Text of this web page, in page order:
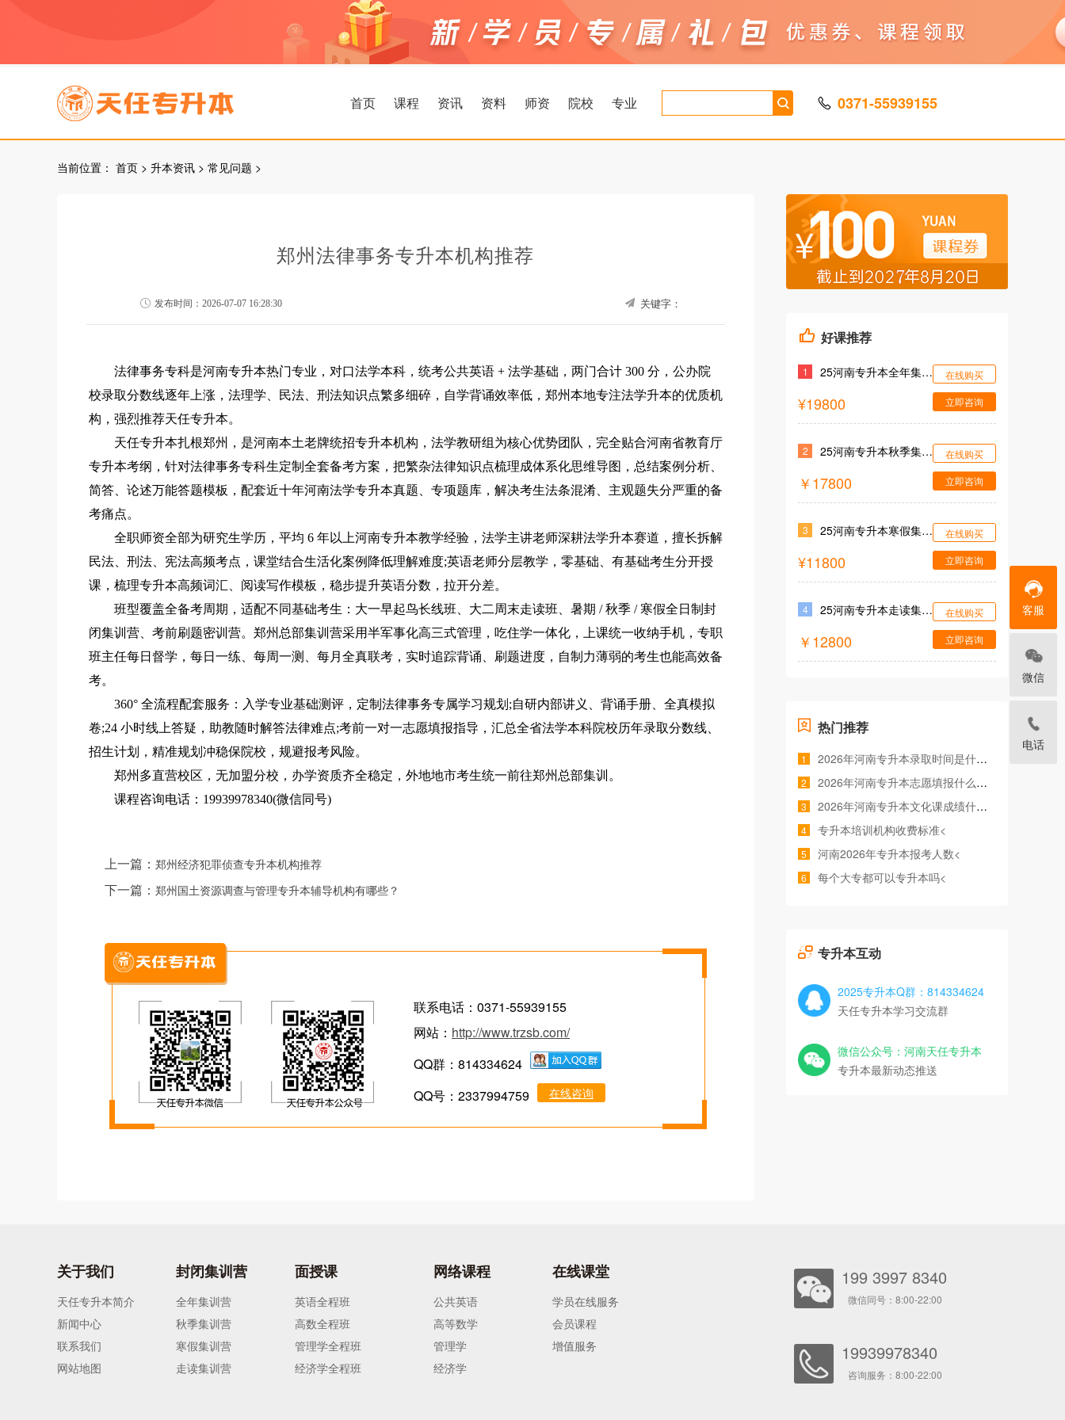
首页 课程 资讯 资料 师资 院校 专业 0371-55939155
当前位置： 首页 > 升本资讯 > 常见问题 >
郑州法律事务专升本机构推荐
发布时间：2026-07-07 16:28:30 关键字：
法律事务专科是河南专升本热门专业，对口法学本科，统考公共英语 + 法学基础，两门合计 300 分，公办院
校录取分数线逐年上涨，法理学、民法、刑法知识点繁多细碎，自学背诵效率低，郑州本地专注法学升本的优质机
构，强烈推荐天任专升本。
天任专升本扎根郑州，是河南本土老牌统招专升本机构，法学教研组为核心优势团队，完全贴合河南省教育厅
专升本考纲，针对法律事务专科生定制全套备考方案，把繁杂法律知识点梳理成体系化思维导图，总结案例分析、
简答、论述万能答题模板，配套近十年河南法学专升本真题、专项题库，解决考生法条混淆、主观题失分严重的备
考痛点。
全职师资全部为研究生学历，平均 6 年以上河南专升本教学经验，法学主讲老师深耕法学升本赛道，擅长拆解
民法、刑法、宪法高频考点，课堂结合生活化案例降低理解难度;英语老师分层教学，零基础、有基础考生分开授
课，梳理专升本高频词汇、阅读写作模板，稳步提升英语分数，拉开分差。
班型覆盖全备考周期，适配不同基础考生：大一早起鸟长线班、大二周末走读班、暑期 / 秋季 / 寒假全日制封
闭集训营、考前刷题密训营。郑州总部集训营采用半军事化高三式管理，吃住学一体化，上课统一收纳手机，专职
班主任每日督学，每日一练、每周一测、每月全真联考，实时追踪背诵、刷题进度，自制力薄弱的考生也能高效备
考。
360° 全流程配套服务：入学专业基础测评，定制法律事务专属学习规划;自研内部讲义、背诵手册、全真模拟
卷;24 小时线上答疑，助教随时解答法律难点;考前一对一志愿填报指导，汇总全省法学本科院校历年录取分数线、
招生计划，精准规划冲稳保院校，规避报考风险。
郑州多直营校区，无加盟分校，办学资质齐全稳定，外地地市考生统一前往郑州总部集训。
课程咨询电话：19939978340(微信同号)
上一篇： 郑州经济犯罪侦查专升本机构推荐
下一篇： 郑州国土资源调查与管理专升本辅导机构有哪些？
联系电话：0371-55939155
网站： http://www.trzsb.com/
QQ群：814334624
QQ号：2337994759
在线咨询
好课推荐
1 25河南专升本全年集训营
¥19800
在线购买
立即咨询
2 25河南专升本秋季集训营
￥17800
在线购买
立即咨询
3 25河南专升本寒假集训营
¥11800
在线购买
立即咨询
4 25河南专升本走读集训营
￥12800
在线购买
立即咨询
热门推荐
1 2026年河南专升本录取时间是什么时候<
2 2026年河南专升本志愿填报什么时间<
3 2026年河南专升本文化课成绩什么时候公布<
4 专升本培训机构收费标准<
5 河南2026年专升本报考人数<
6 每个大专都可以专升本吗<
专升本互动
2025专升本Q群：814334624
天任专升本学习交流群
微信公众号：河南天任专升本
专升本最新动态推送
关于我们
天任专升本简介
新闻中心
联系我们
网站地图
封闭集训营
全年集训营
秋季集训营
寒假集训营
走读集训营
面授课
英语全程班
高数全程班
管理学全程班
经济学全程班
网络课程
公共英语
高等数学
管理学
经济学
在线课堂
学员在线服务
会员课程
增值服务
199 3997 8340
微信同号：8:00-22:00
19939978340
咨询服务：8:00-22:00
客服
微信
电话